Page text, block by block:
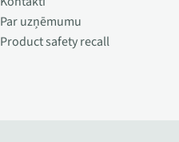
Par uzņēmumu
Product safety recall